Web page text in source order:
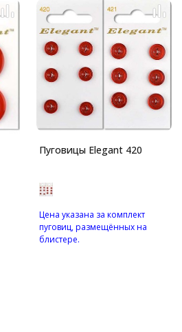
Пуговицы Elegant 420
Цена указана за комплект
пуговиц, размещённых на
блистере.